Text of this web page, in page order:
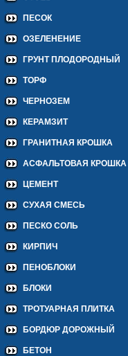
ПЕСОК
ОЗЕЛЕНЕНИЕ
ГРУНТ ПЛОДОРОДНЫЙ
ТОРФ
ЧЕРНОЗЕМ
КЕРАМЗИТ
ГРАНИТНАЯ КРОШКА
АСФАЛЬТОВАЯ КРОШКА
ЦЕМЕНТ
СУХАЯ СМЕСЬ
ПЕСКО СОЛЬ
КИРПИЧ
ПЕНОБЛОКИ
БЛОКИ
ТРОТУАРНАЯ ПЛИТКА
БОРДЮР ДОРОЖНЫЙ
БЕТОН